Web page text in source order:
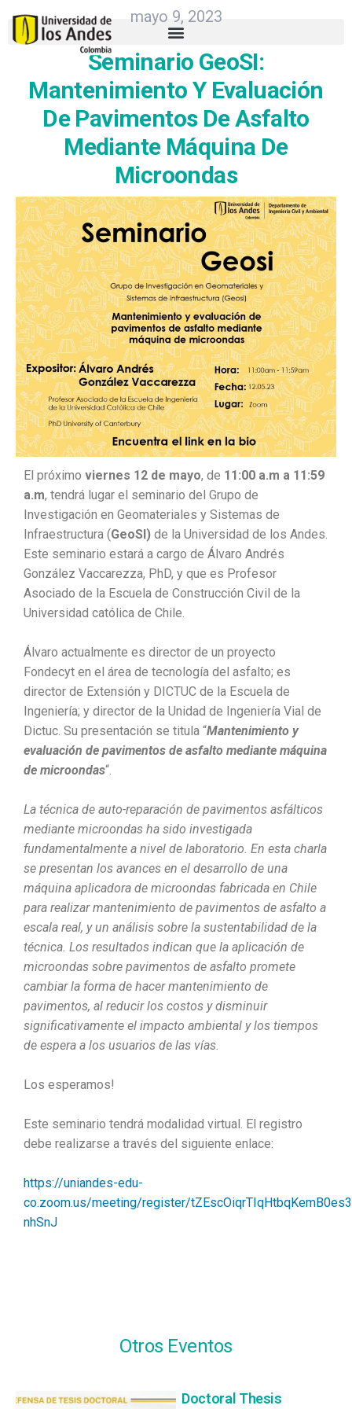
mayo 9, 2023
Seminario GeoSI:
Mantenimiento Y Evaluación
De Pavimentos De Asfalto
Mediante Máquina De
Microondas
El próximo viernes 12 de mayo, de 11:00 a.m a 11:59
a.m, tendrá lugar el seminario del Grupo de
Investigación en Geomateriales y Sistemas de
Infraestructura (GeoSI) de la Universidad de los Andes.
Este seminario estará a cargo de Álvaro Andrés
González Vaccarezza, PhD, y que es Profesor
Asociado de la Escuela de Construcción Civil de la
Universidad católica de Chile.
Álvaro actualmente es director de un proyecto
Fondecyt en el área de tecnología del asfalto; es
director de Extensión y DICTUC de la Escuela de
Ingeniería; y director de la Unidad de Ingeniería Vial de
Dictuc. Su presentación se titula “Mantenimiento y
evaluación de pavimentos de asfalto mediante máquina
de microondas“.
La técnica de auto-reparación de pavimentos asfálticos
mediante microondas ha sido investigada
fundamentalmente a nivel de laboratorio. En esta charla
se presentan los avances en el desarrollo de una
máquina aplicadora de microondas fabricada en Chile
para realizar mantenimiento de pavimentos de asfalto a
escala real, y un análisis sobre la sustentabilidad de la
técnica. Los resultados indican que la aplicación de
microondas sobre pavimentos de asfalto promete
cambiar la forma de hacer mantenimiento de
pavimentos, al reducir los costos y disminuir
significativamente el impacto ambiental y los tiempos
de espera a los usuarios de las vías.
Los esperamos!
Este seminario tendrá modalidad virtual. El registro
debe realizarse a través del siguiente enlace:
https://uniandes-edu-
co.zoom.us/meeting/register/
nhSnJ
Otros Eventos
Doctoral Thesis